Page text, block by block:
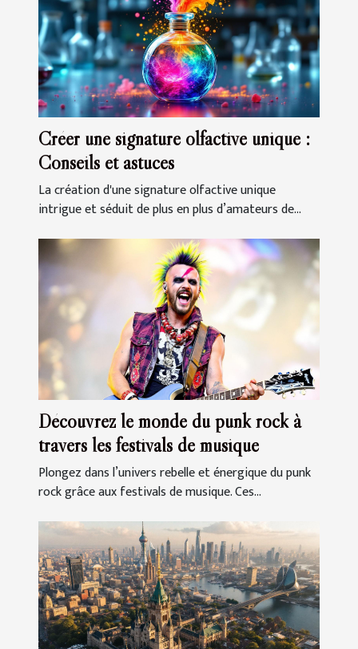
Créer une signature olfactive unique :
Conseils et astuces
La création d'une signature olfactive unique
intrigue et séduit de plus en plus d’amateurs de...
Découvrez le monde du punk rock à
travers les festivals de musique
Plongez dans l’univers rebelle et énergique du punk
rock grâce aux festivals de musique. Ces...